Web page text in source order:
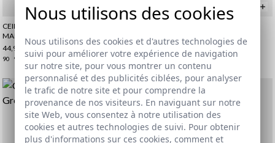
CEINTURE EN CUIR DE VACHE TRESSÉ |
MARRÓN
44,95 €
90 95 100 105 110
39,95 €
95 105
Nous utilisons des cookies
Nous utilisons des cookies et d'autres technologies de
suivi pour améliorer votre expérience de navigation
sur notre site, pour vous montrer un contenu
personnalisé et des publicités ciblées, pour analyser
le trafic de notre site et pour comprendre la
provenance de nos visiteurs. En naviguant sur notre
site Web, vous consentez à notre utilisation des
cookies et autres technologies de suivi. Pour obtenir
plus d'informations sur ces cookies, comment et